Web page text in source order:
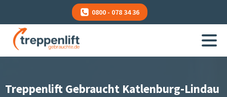
0800 - 078 34 36
Treppenlift Gebraucht Katlenburg-Lindau